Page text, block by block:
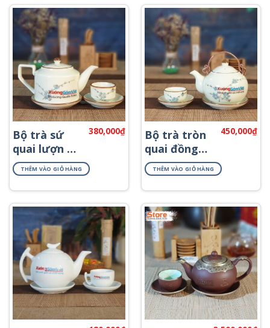
Bộ trà sứ
quai lượn vẽ
đào ATV-10
380,000₫
THÊM VÀO GIỎ HÀNG
Bộ trà tròn
quai đồng
vẽ đào ATV-
05
450,000₫
THÊM VÀO GIỎ HÀNG